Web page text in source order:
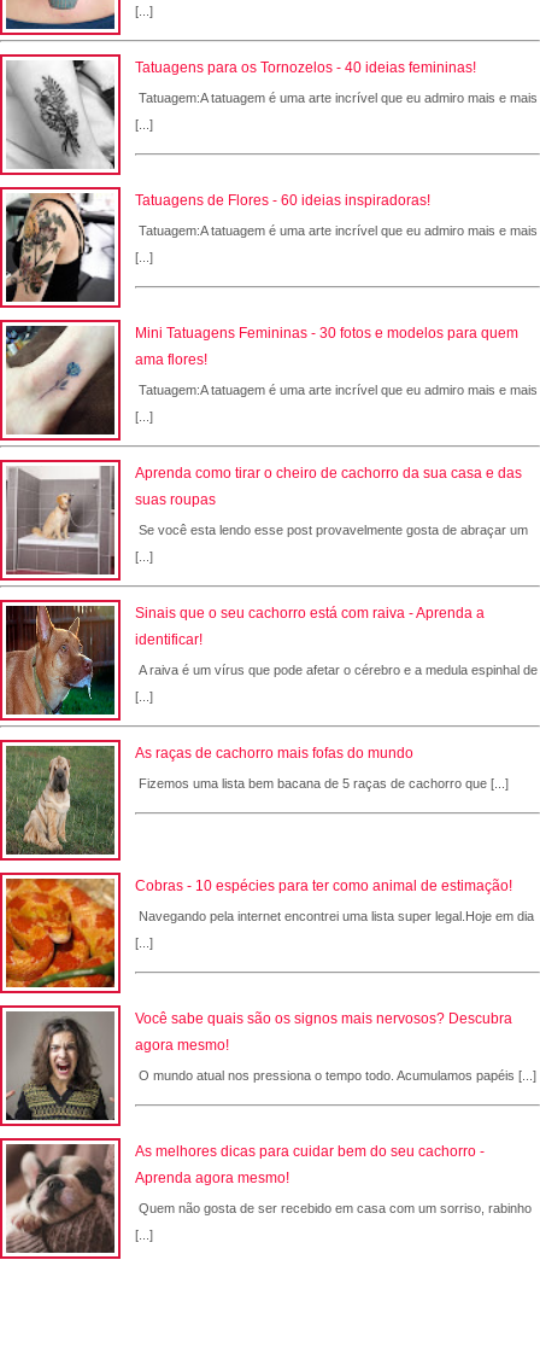
[...]
Tatuagens para os Tornozelos - 40 ideias femininas!
Tatuagem:A tatuagem é uma arte incrível que eu admiro mais e mais
[...]
Tatuagens de Flores - 60 ideias inspiradoras!
Tatuagem:A tatuagem é uma arte incrível que eu admiro mais e mais
[...]
Mini Tatuagens Femininas - 30 fotos e modelos para quem
ama flores!
Tatuagem:A tatuagem é uma arte incrível que eu admiro mais e mais
[...]
Aprenda como tirar o cheiro de cachorro da sua casa e das
suas roupas
Se você esta lendo esse post provavelmente gosta de abraçar um
[...]
Sinais que o seu cachorro está com raiva - Aprenda a
identificar!
A raiva é um vírus que pode afetar o cérebro e a medula espinhal de
[...]
As raças de cachorro mais fofas do mundo
Fizemos uma lista bem bacana de 5 raças de cachorro que [...]
Cobras - 10 espécies para ter como animal de estimação!
Navegando pela internet encontrei uma lista super legal.Hoje em dia
[...]
Você sabe quais são os signos mais nervosos? Descubra
agora mesmo!
O mundo atual nos pressiona o tempo todo. Acumulamos papéis [...]
As melhores dicas para cuidar bem do seu cachorro -
Aprenda agora mesmo!
Quem não gosta de ser recebido em casa com um sorriso, rabinho
[...]